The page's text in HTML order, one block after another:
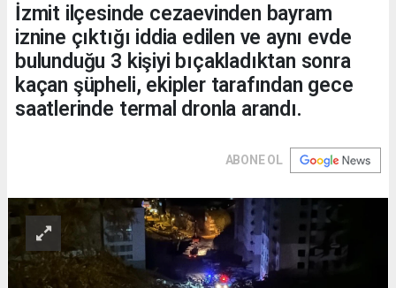
İzmit ilçesinde cezaevinden bayram
iznine çıktığı iddia edilen ve aynı evde
bulunduğu 3 kişiyi bıçakladıktan sonra
kaçan şüpheli, ekipler tarafından gece
saatlerinde termal dronla arandı.
ABONE OL